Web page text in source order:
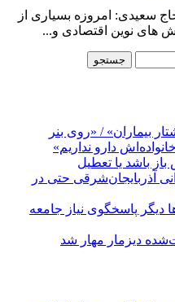
سعیدی: امروزه بسیاری از
های نوین اقتصادی و...
بیماران» / «روی بنر
دارو نداریم»
باشد یا تعطیل
آذربایجان‌شرقی حتی در
پاسخگوی نیاز جامعه
دیزمار مهار شد